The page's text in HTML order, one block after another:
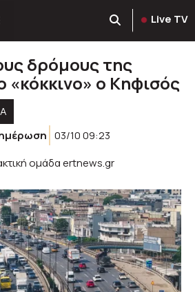
Live TV
δρόμους της
«κόκκινο» ο Κηφισός
03/10 09:23
ομάδα ertnews.gr